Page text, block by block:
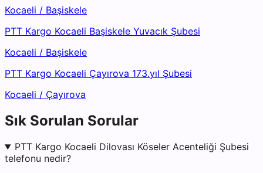
Kocaeli / Başiskele
PTT Kargo Kocaeli Başiskele Yuvacık Şubesi
Kocaeli / Başiskele
PTT Kargo Kocaeli Çayırova 173.yıl Şubesi
Kocaeli / Çayırova
Sık Sorulan Sorular
PTT Kargo Kocaeli Dilovası Köseler Acenteliği Şubesi
telefonu nedir?